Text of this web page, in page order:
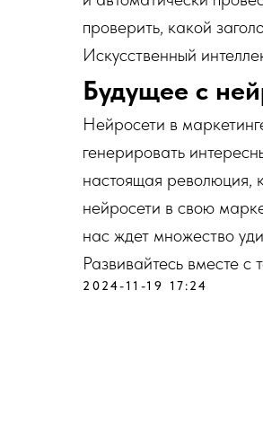
проверить, какой
Искусственный
Будущее с
Нейросети в
генерировать
настоящая революция,
нейросети в свою
нас ждет множество
Развивайтесь вместе с
2024-11-19 17:24